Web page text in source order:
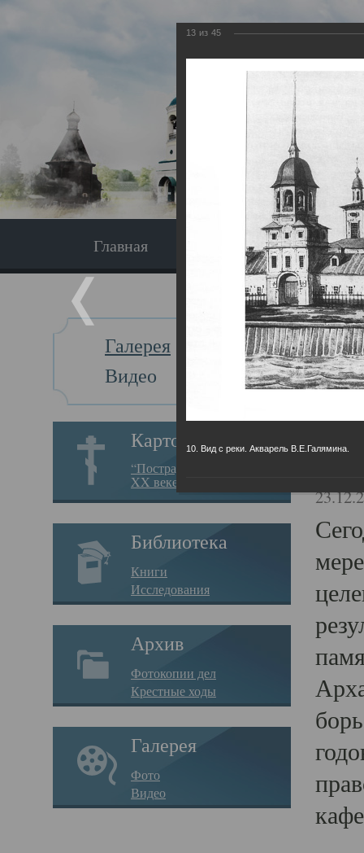
Главная Экскурсия
Галерея
Видео
Картотека
“Пострадавшие за веру в
XX веке на Севере”
Библиотека
Книги
Исследования
Архив
Фотокопии дел
Крестные ходы
Галерея
Фото
Видео
Главная
13 из 45
10. Вид с реки. Акварель В.Е.Галямина.